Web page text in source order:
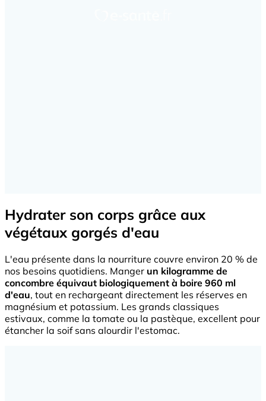
Hydrater son corps grâce aux
végétaux gorgés d'eau
L'eau présente dans la nourriture couvre environ 20 % de
nos besoins quotidiens. Manger un kilogramme de
concombre équivaut biologiquement à boire 960 ml
d'eau, tout en rechargeant directement les réserves en
magnésium et potassium. Les grands classiques
estivaux, comme la tomate ou la pastèque, excellent pour
étancher la soif sans alourdir l'estomac.